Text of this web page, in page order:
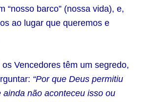
“nosso barco” (nossa vida), e,
ao lugar que queremos e
Vencedores têm um segredo,
“Por que Deus permitiu
ainda não aconteceu isso ou